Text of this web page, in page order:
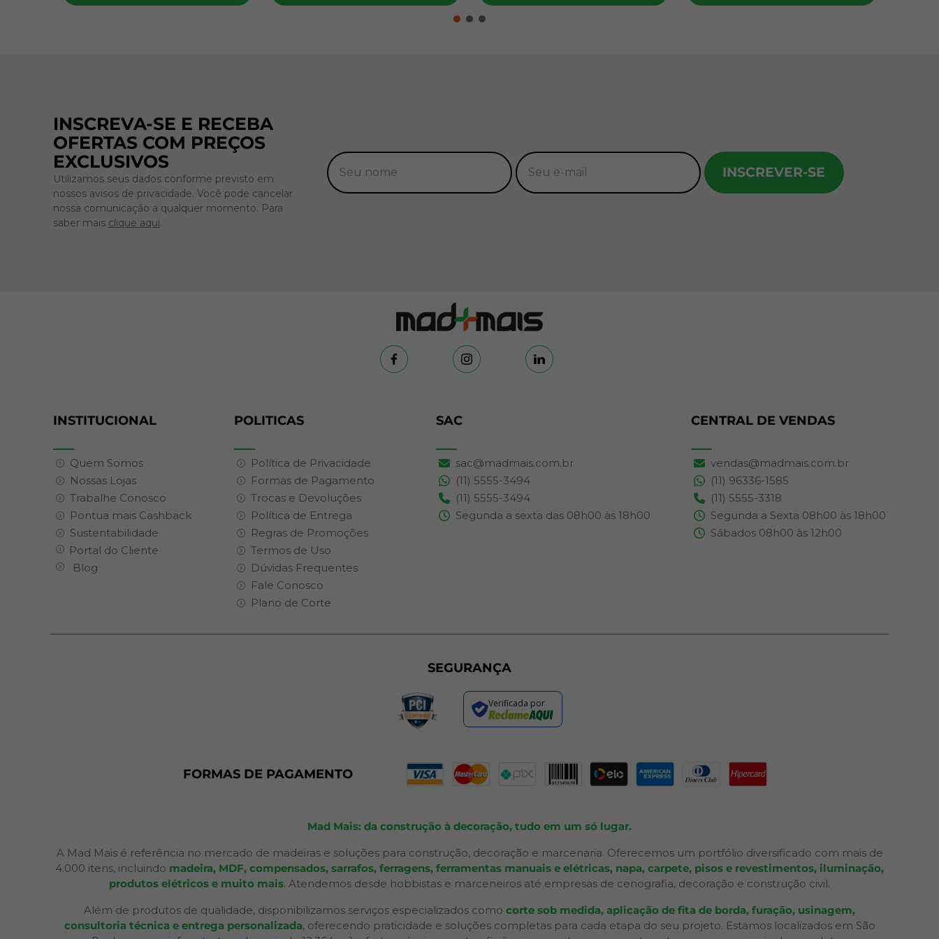
INSCREVA-SE E RECEBA
OFERTAS COM PREÇOS
EXCLUSIVOS
Utilizamos seus dados conforme previsto em
nossos avisos de privacidade. Você pode cancelar
nossa comunicação a qualquer momento. Para
saber mais clique aqui.
INSCREVER-SE
INSTITUCIONAL
Quem Somos
Nossas Lojas
Trabalhe Conosco
Pontua mais Cashback
Sustentabilidade
Portal do Cliente
Blog
POLITICAS
Política de Privacidade
Formas de Pagamento
Trocas e Devoluções
Política de Entrega
Regras de Promoções
Termos de Uso
Dúvidas Frequentes
Fale Conosco
Plano de Corte
SAC
sac@madmais.com.br
(11) 5555-3494
(11) 5555-3494
Segunda a sexta das 08h00 às 18h00
CENTRAL DE VENDAS
vendas@madmais.com.br
(11) 96336-1585
(11) 5555-3318
Segunda a Sexta 08h00 às 18h00
Sábados 08h00 às 12h00
SEGURANÇA
Verificada por
FORMAS DE PAGAMENTO
Mad Mais: da construção à decoração, tudo em um só lugar.
A Mad Mais é referência no mercado de madeiras e soluções para construção, decoração e marcenaria. Oferecemos um portfólio diversificado com mais de
4.000 itens, incluindo madeira, MDF, compensados, sarrafos, ferragens, ferramentas manuais e elétricas, napa, carpete, pisos e revestimentos, iluminação,
produtos elétricos e muito mais. Atendemos desde hobbistas e marceneiros até empresas de cenografia, decoração e construção civil.
Além de produtos de qualidade, disponibilizamos serviços especializados como corte sob medida, aplicação de fita de borda, furação, usinagem,
consultoria técnica e entrega personalizada, oferecendo praticidade e soluções completas para cada etapa do seu projeto. Estamos localizados em São